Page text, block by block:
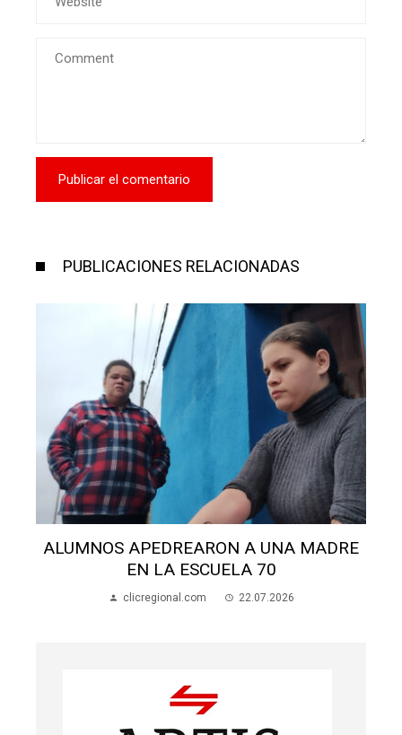
PUBLICACIONES RELACIONADAS
ALUMNOS APEDREARON A UNA MADRE
EN LA ESCUELA 70
clicregional.com 22.07.2026